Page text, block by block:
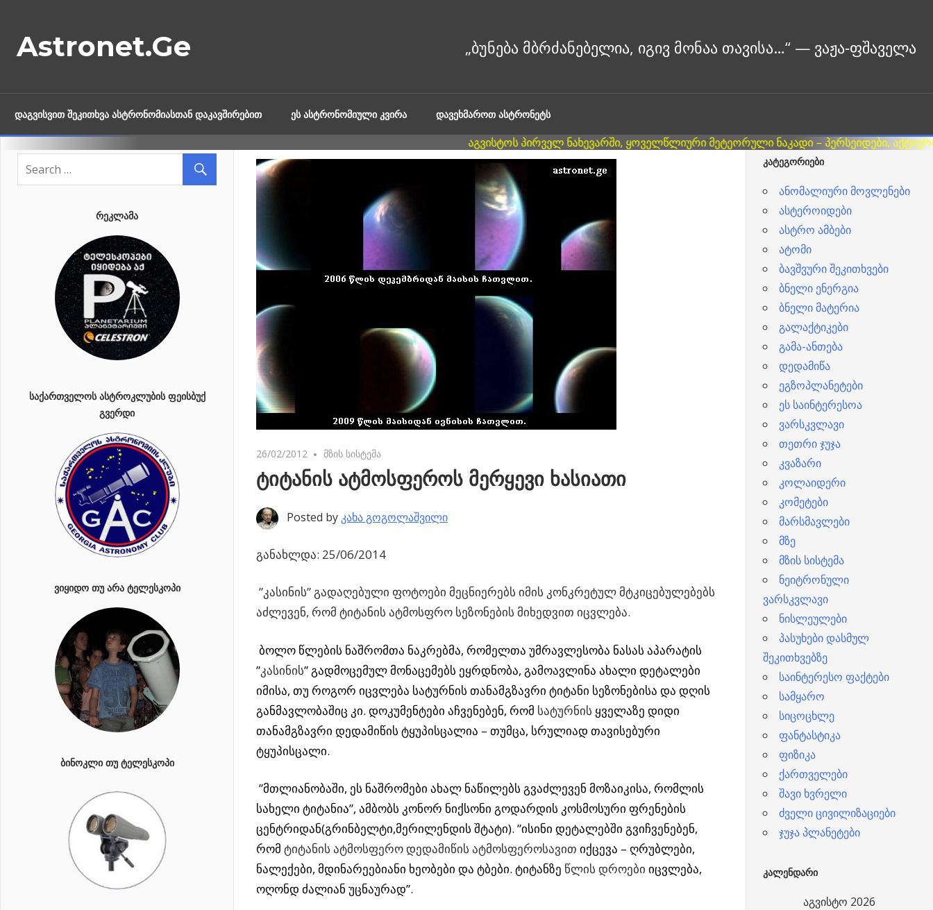
content
Astronet.Ge
ᲓᲐᲒᲕᲘᲡᲕᲘᲗ ᲨᲔᲙᲘᲗᲮᲕᲐ ᲐᲡᲢᲠᲝᲜᲝᲛᲘᲐᲡᲗᲐᲜ ᲓᲐᲙᲐᲕᲨᲘᲠᲔᲑᲘᲗ ᲔᲡ ᲐᲡᲢᲠᲝᲜᲝᲛᲘᲣᲚᲘ ᲙᲕᲘᲠᲐ ᲓᲐᲕᲔᲮᲛᲐᲠᲝᲗ ᲐᲡᲢᲠᲝᲜᲔᲢᲡ
26/02/2012 No comments
მზის სისტემა
ტიტანის ატმოსფეროს მერყევი ხასიათი
Posted by კახა გოგოლაშვილი
განახლდა: 25/06/2014
”კასინის” გადაღებული ფოტოები მეცნიერებს იმის კონკრეტულ მტკიცებულებებს
აძლევენ, რომ ტიტანის ატმოსფრო სეზონების მიხედვით იცვლება.
ბოლო წლების ნაშრომთა ნაკრებმა, რომელთა უმრავლესობა ნასას აპარატის
”კასინის” გადმოცემულ მონაცემებს ეყრდნობა, გამოავლინა ახალი დეტალები
იმისა, თუ როგორ იცვლება სატურნის თანამგზავრი ტიტანი სეზონებისა და დღის
განმავლობაშიც კი. დოკუმენტები აჩვენებენ, რომ სატურნის ყველაზე დიდი
თანამგზავრი დედამიწის ტყუპისცალია – თუმცა, სრულიად თავისებური
ტყუპისცალი.
”მთლიანობაში, ეს ნაშრომები ახალ ნაწილებს გვაძლევენ მოზაიკისა, რომლის
სახელი ტიტანია”, ამბობს კონორ ნიქსონი გოდარდის კოსმოსური ფრენების
ცენტრიდან(გრინბელტი,მერილენდის შტატი). ”ისინი დეტალებში გვიჩვენებენ,
რომ ტიტანის ატმოსფერო დედამიწის ატმოსფეროსავით იქცევა – ღრუბლები,
ნალექები, მდინარეებიანი ხეობები და ტბები. ტიტანზე წლის დროები იცვლება,
ოღონდ ძალიან უცნაურად”.
ᲠᲔᲙᲚᲐᲛᲐ
ᲡᲐᲥᲐᲠᲗᲕᲔᲚᲝᲡ ᲐᲡᲢᲠᲝᲙᲚᲣᲑᲘᲡ ᲤᲔᲘᲡᲑᲣᲥ
ᲒᲕᲔᲠᲓᲘ
ᲕᲘᲧᲘᲓᲝ ᲗᲣ ᲐᲠᲐ ᲢᲔᲚᲔᲡᲙᲝᲞᲘ
ᲑᲘᲜᲝᲙᲚᲘ ᲗᲣ ᲢᲔᲚᲔᲡᲙᲝᲞᲘ
ᲙᲐᲢᲔᲒᲝᲠᲘᲔᲑᲘ
ანომალიური მოვლენები
ასტეროიდები
ასტრო ამბები
ატომი
ბავშვური შეკითხვები
ბნელი ენერგია
ბნელი მატერია
გალაქტიკები
გამა-ანთება
დედამიწა
ეგზოპლანეტები
ეს საინტერესოა
ვარსკვლავი
თეთრი ჯუჯა
კვაზარი
კოლაიდერი
კომეტები
მარსმავლები
მზე
მზის სისტემა
ნეიტრონული
ვარსკვლავი
ნისლეულები
პასუხები დასმულ
შეკითხვებზე
საინტერესო ფაქტები
სამყარო
სიცოცხლე
ფანტასტიკა
ფიზიკა
ქართველები
შავი ხვრელი
ძველი ცივილიზაციები
ჯუჯა პლანეტები
ᲙᲐᲚᲔᲜᲓᲐᲠᲘ
აგვისტო 2026